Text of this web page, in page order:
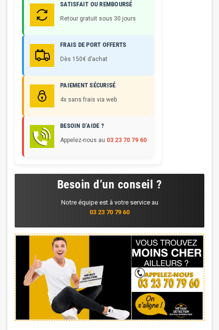
SATISFAIT OU REMBOURSÉ
Retour gratuit sous 30 jours
FRAIS DE PORT OFFERTS
Dès 150€ d’achat
PAIEMENT SÉCURISÉ
4x sans frais via web
BESOIN D’AIDE ?
Appelez-nous au 03 23 70 79 60
Besoin d’un conseil ?
Notre équipe est à votre service au
03 23 70 79 60